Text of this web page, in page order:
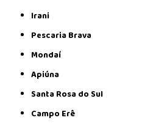
Irani
Pescaria Brava
Mondaí
Apiúna
Santa Rosa do Sul
Campo Erê